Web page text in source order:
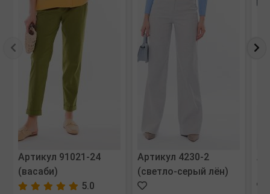
Артикул 91021-24
(васаби)
5.0
Артикул 4230-2
(светло-серый лён)